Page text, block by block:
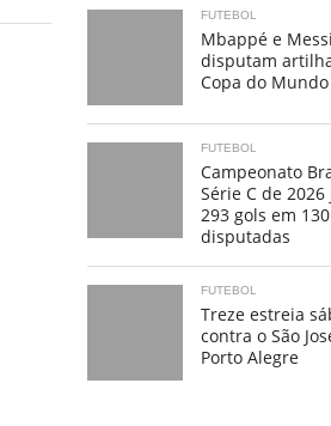
FUTEBOL
Mbappé e Messi
disputam
Copa do Mundo
FUTEBOL
Campeonato
Série C de
293 gols em
disputadas
FUTEBOL
Treze estreia
contra o São
Porto Alegre